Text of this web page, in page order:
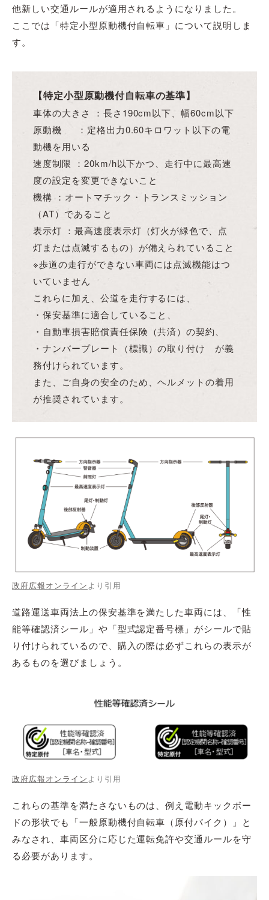
他新しい交通ルールが適用されるようになりました。
ここでは「特定小型原動機付自転車」について説明しま
す。
【特定小型原動機付自転車の基準】
車体の大きさ ：長さ190cm以下、幅60cm以下
原動機 ：定格出力0.60キロワット以下の電
動機を用いる
速度制限 ：20km/h以下かつ、走行中に最高速
度の設定を変更できないこと
機構 ：オートマチック・トランスミッション
（AT）であること
表示灯 ：最高速度表示灯（灯火が緑色で、点
灯または点滅するもの）が備えられていること
※歩道の走行ができない車両には点滅機能はつ
いていません
これらに加え、公道を走行するには、
・保安基準に適合していること、
・自動車損害賠償責任保険（共済）の契約、
・ナンバープレート（標識）の取り付け が義
務付けられています。
また、ご自身の安全のため、ヘルメットの着用
が推奨されています。
政府広報オンラインより引用
道路運送車両法上の保安基準を満たした車両には、「性
能等確認済シール」や「型式認定番号標」がシールで貼
り付けられているので、購入の際は必ずこれらの表示が
あるものを選びましょう。
政府広報オンライン より引用
これらの基準を満たさないものは、例え電動キックボー
ドの形状でも「一般原動機付自転車（原付バイク）」と
みなされ、車両区分に応じた運転免許や交通ルールを守
る必要があります。